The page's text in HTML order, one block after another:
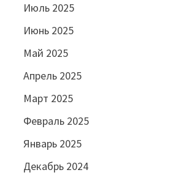
Июль 2025
Июнь 2025
Май 2025
Апрель 2025
Март 2025
Февраль 2025
Январь 2025
Декабрь 2024